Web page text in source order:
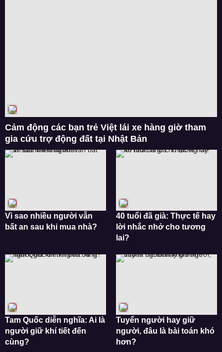
Vì sao nhiều người vẫn
bất an sau khi mua nhà?
40 tuổi đã già: Thực tế hay
lời nhắc nhở cho tương
lai?
Cảm động các bạn trẻ Việt lái xe hàng giờ tham
gia cứu trợ động đất tại Nhật Bản
Tam Quốc diễn nghĩa: Ai là
người giữ khí tiết đến
cùng?
Tuyển người hay giữ
người, đâu là bài toán khó
hơn?